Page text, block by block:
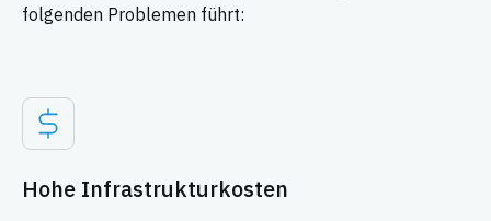
folgenden Problemen führt:
Hohe Infrastrukturkosten